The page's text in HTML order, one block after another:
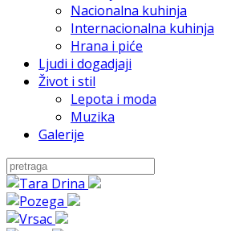
Nacionalna kuhinja
Internacionalna kuhinja
Hrana i piće
Ljudi i dogadjaji
Život i stil
Lepota i moda
Muzika
Galerije